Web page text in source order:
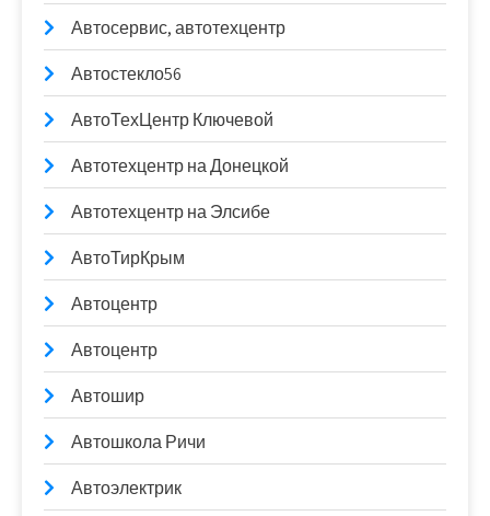
Автосервис, автотехцентр
Автостекло56
АвтоТехЦентр Ключевой
Автотехцентр на Донецкой
Автотехцентр на Элсибе
АвтоТирКрым
Автоцентр
Автоцентр
Автошир
Автошкола Ричи
Автоэлектрик